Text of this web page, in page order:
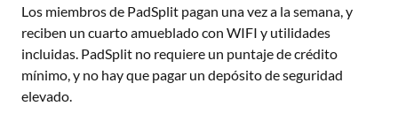
Los miembros de PadSplit pagan una vez a la semana, y
reciben un cuarto amueblado con WIFI y utilidades
incluidas. PadSplit no requiere un puntaje de crédito
mínimo, y no hay que pagar un depósito de seguridad
elevado.